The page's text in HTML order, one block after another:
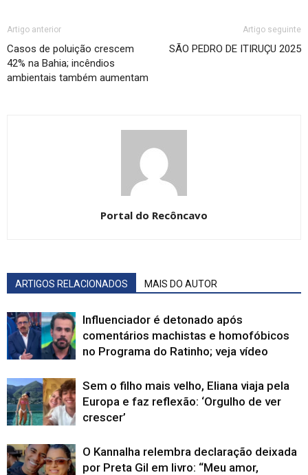
Artigo anterior
Casos de poluição crescem
42% na Bahia; incêndios
ambientais também aumentam
Artigo seguinte
SÃO PEDRO DE ITIRUÇU 2025
Portal do Recôncavo
ARTIGOS RELACIONADOS MAIS DO AUTOR
Influenciador é detonado após
comentários machistas e homofóbicos
no Programa do Ratinho; veja vídeo
Sem o filho mais velho, Eliana viaja pela
Europa e faz reflexão: ‘Orgulho de ver
crescer’
O Kannalha relembra declaração deixada
por Preta Gil em livro: “Meu amor,